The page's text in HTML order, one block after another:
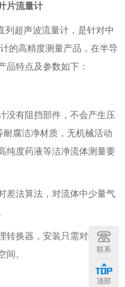
片流量计
列超声波流量计‌，是针对中
的高精度测量产品，在半导
品特点及参数如下：
没有阻挡部件，不会产生压
腐洁净材质，无机械活动
纯度药液等洁净流体测量要
差法算法，对流体中少量气
转换器，安装只需对接管
间。
联系
顶部